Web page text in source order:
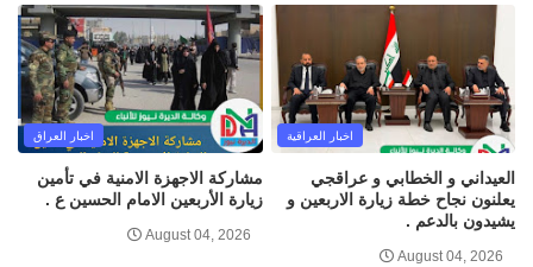
اخبار العراقية
العيداني و الخطابي و عراقجي
يعلنون نجاح خطة زيارة الاربعين و
يشيدون بالدعم .
August 04, 2026
اخبار العراق
مشاركة الاجهزة الامنية في تأمين
زيارة الأربعين الامام الحسين ع .
August 04, 2026